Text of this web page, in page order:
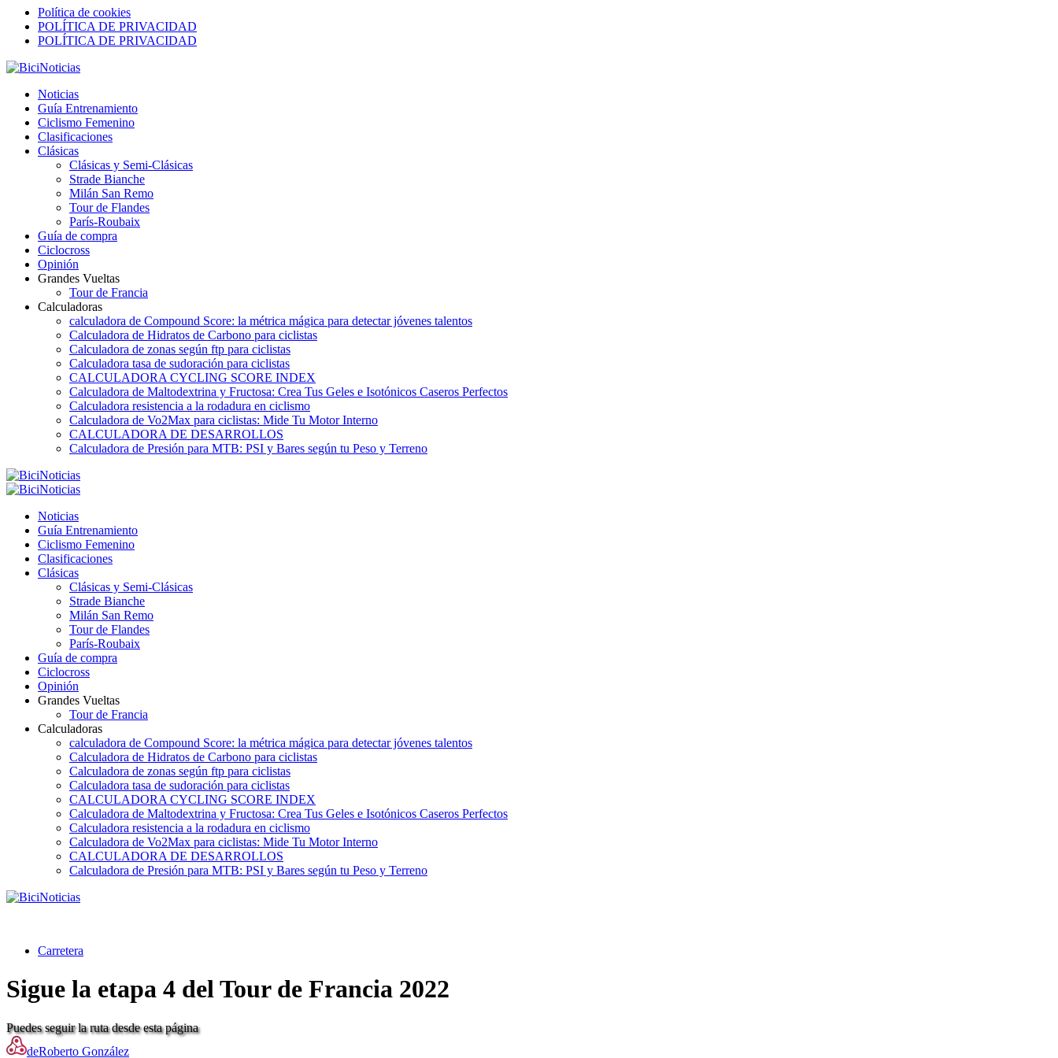
Política de cookies
POLÍTICA DE PRIVACIDAD
POLÍTICA DE PRIVACIDAD
Noticias
Guía Entrenamiento
Ciclismo Femenino
Clasificaciones
Clásicas
Clásicas y Semi-Clásicas
Strade Bianche
Milán San Remo
Tour de Flandes
París-Roubaix
Guía de compra
Ciclocross
Opinión
Grandes Vueltas
Tour de Francia
Calculadoras
calculadora de Compound Score: la métrica mágica para detectar jóvenes talentos
Calculadora de Hidratos de Carbono para ciclistas
Calculadora de zonas según ftp para ciclistas
Calculadora tasa de sudoración para ciclistas
CALCULADORA CYCLING SCORE INDEX
Calculadora de Maltodextrina y Fructosa: Crea Tus Geles e Isotónicos Caseros Perfectos
Calculadora resistencia a la rodadura en ciclismo
Calculadora de Vo2Max para ciclistas: Mide Tu Motor Interno
CALCULADORA DE DESARROLLOS
Calculadora de Presión para MTB: PSI y Bares según tu Peso y Terreno
Noticias
Guía Entrenamiento
Ciclismo Femenino
Clasificaciones
Clásicas
Clásicas y Semi-Clásicas
Strade Bianche
Milán San Remo
Tour de Flandes
París-Roubaix
Guía de compra
Ciclocross
Opinión
Grandes Vueltas
Tour de Francia
Calculadoras
calculadora de Compound Score: la métrica mágica para detectar jóvenes talentos
Calculadora de Hidratos de Carbono para ciclistas
Calculadora de zonas según ftp para ciclistas
Calculadora tasa de sudoración para ciclistas
CALCULADORA CYCLING SCORE INDEX
Calculadora de Maltodextrina y Fructosa: Crea Tus Geles e Isotónicos Caseros Perfectos
Calculadora resistencia a la rodadura en ciclismo
Calculadora de Vo2Max para ciclistas: Mide Tu Motor Interno
CALCULADORA DE DESARROLLOS
Calculadora de Presión para MTB: PSI y Bares según tu Peso y Terreno
Carretera
Sigue la etapa 4 del Tour de Francia 2022
Puedes seguir la ruta desde esta página
deRoberto González